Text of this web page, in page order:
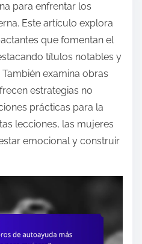
para enfrentar los
Este artículo explora
que fomentan el
títulos notables y
examina obras
estrategias no
prácticas para la
lecciones, las mujeres
emocional y construir